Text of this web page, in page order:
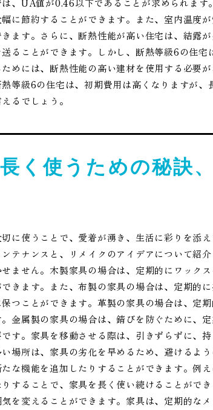
、UA値が0.46以下であることが求められま
幅に節約することができます。また、室内温度
ます。さらに、断熱性能が高い住宅は、結露
ることができます。しかし、断熱等級6の住
めには、断熱性能の高い建材を使用する必要
等級6の住宅は、初期費用は高くなりますが
るでしょう。
く使うための秘訣
に使うことで、愛着が湧き、生活に彩りを添
テナンスと、リメイクのアイデアについて紹
ません。木製家具の場合は、定期的にワック
きます。また、布製の家具の場合は、定期的
つことができます。革製の家具の場合は、定
金属製の家具の場合は、錆びを防ぐために、
す。家具を移動させる際は、引きずらずに、
場所は、家具の劣化を早めるため、避けるよ
な機能を追加したりすることができます。例
することで、家具を長く使い続けることがで
を変えることができます。家具は、定期的な